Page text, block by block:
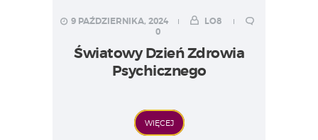
9 PAŹDZIERNIKA, 2024
LO8
0
Światowy Dzień Zdrowia
Psychicznego
WIĘCEJ